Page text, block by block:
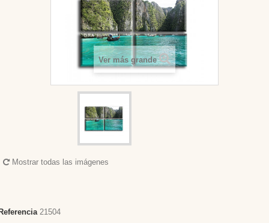
Ver más grande
Mostrar todas las imágenes
21504